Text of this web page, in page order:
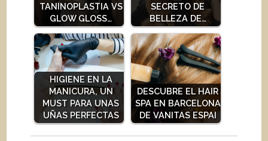
TANINOPLASTIA VS
GLOW GLOSS…
SECRETO DE
BELLEZA DE…
HIGIENE EN LA
MANICURA, UN
MUST PARA UNAS
UÑAS PERFECTAS
DESCUBRE EL HAIR
SPA EN BARCELONA
DE VANITAS ESPAI